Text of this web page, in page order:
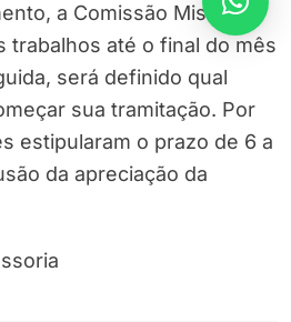
a Comissão Mista
trabalhos até o final do mês
será definido qual
sua tramitação. Por
estipularam o prazo de 6 a
da apreciação da